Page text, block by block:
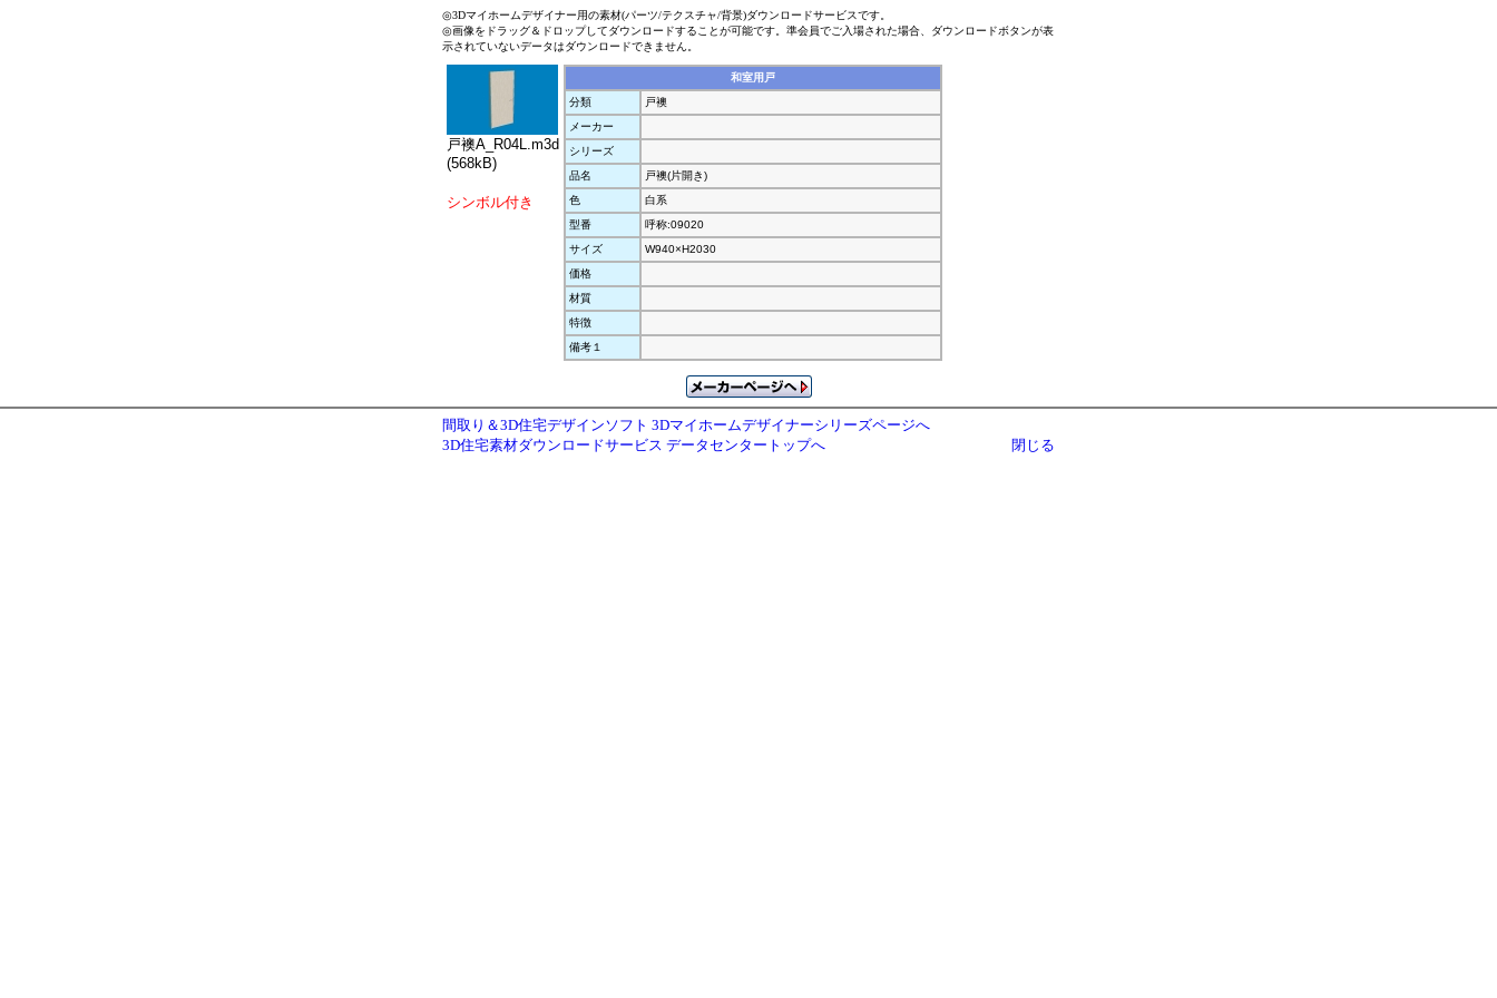
◎3Dマイホームデザイナー用の素材(パーツ/テクスチャ/背景)ダウンロードサービスです。
◎画像をドラッグ＆ドロップしてダウンロードすることが可能です。準会員でご入場された場合、ダウンロードボタンが表
示されていないデータはダウンロードできません。
戸襖A_R04L.m3d
(568kB)
シンボル付き
和室用戸
分類
戸襖
メーカー
シリーズ
品名
戸襖(片開き)
色
白系
型番
呼称:09020
サイズ
W940×H2030
価格
材質
特徴
備考１
間取り＆3D住宅デザインソフト 3Dマイホームデザイナーシリーズページへ
3D住宅素材ダウンロードサービス データセンタートップへ
閉じる